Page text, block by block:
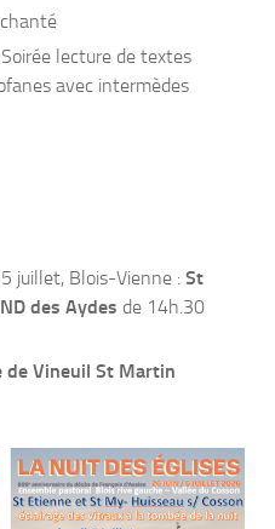
lecture de textes
avec intermèdes
juillet, Blois-Vienne : St
des Aydes de 14h.30
de Vineuil St Martin